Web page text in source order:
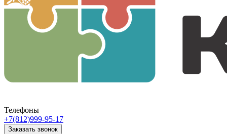
Телефоны
+7(812)999-95-17
Заказать звонок